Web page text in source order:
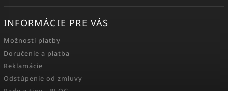
INFORMÁCIE PRE VÁS
Možnosti platby
Doručenie a platba
Reklamácie
Odstúpenie od zmluvy